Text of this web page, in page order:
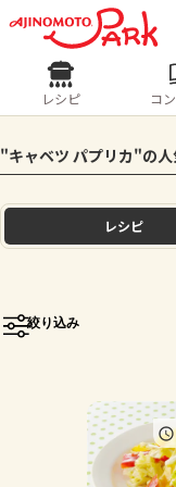
ロ
ログ
ホーム
トーク
レシピ
人気の食材・
きゅうり
レシピ コ
"キャベツ パプリカ"の人
レシピ
絞り込み